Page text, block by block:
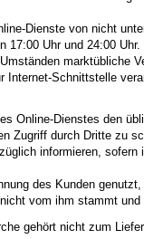
Dienste von nicht
Uhr und 24:00
marktübliche
Internet-Schnittstelle
Online-Dienstes den
Zugriff durch Dritte zu
informieren,
des Kunden
vom ihm stammt
gehört nicht zum